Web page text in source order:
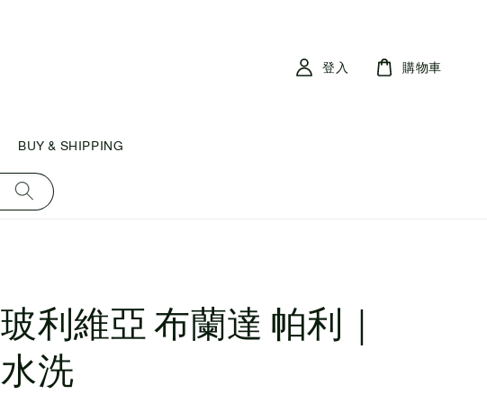
BUY & SHIPPING
登入 購物車
玻利維亞 布蘭達 帕利｜
水洗